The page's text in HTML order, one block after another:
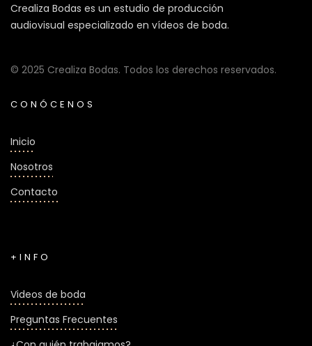
Crealiza Bodas es un estudio de producción
audiovisual especializado en vídeos de boda.
© 2025 Crealiza Bodas. Todos los derechos reservados.
CONÓCENOS
Inicio
Nosotros
Contacto
+INFO
Videos de boda
Preguntas Frecuentes